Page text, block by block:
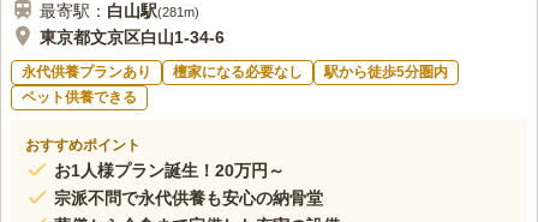
最寄駅： 白山駅(281m)
東京都文京区白山1-34-6
永代供養プランあり 檀家になる必要なし
駅から徒歩5分圏内
ペット供養できる
おすすめポイント
お1人様プラン誕生！20万円～
宗派不問で永代供養も安心の納骨堂